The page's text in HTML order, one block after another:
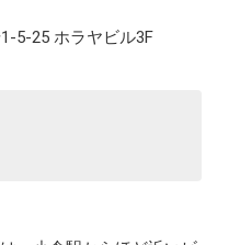
5-25 ホラヤビル3F